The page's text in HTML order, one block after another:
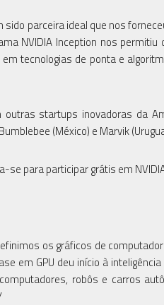
parceira ideal que nos
NVIDIA Inception nos
tecnologias de ponta e
startups inovadoras da
(México) e Marvik
para participar grátis em NVIDIA
os gráficos de
em GPU deu início à
robôs e carros